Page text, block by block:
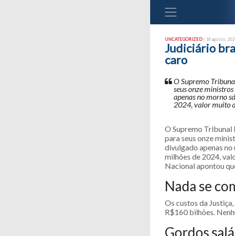
UNCATEGORIZED| 18 agosto,
Judiciário
caro
O Supremo
seus onze
apenas no morno
2024, valor muito
O Supremo Tribunal
para seus onze
divulgado apenas
milhões de 2024,
Nacional apontou
Nada se
Os custos da
R$160 bilhões.
Gordos